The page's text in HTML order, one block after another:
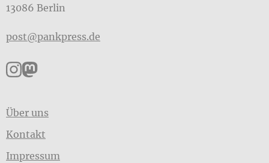
13086 Berlin
post@pankpress.de
Pankpress auf Instagram
Pankpress auf Mastodon
Über uns
Kontakt
Impressum